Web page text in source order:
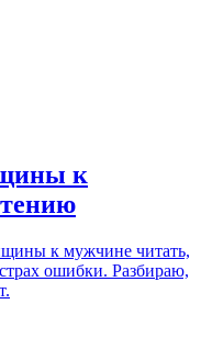
к
к мужчине читать,
ошибки. Разбираю,